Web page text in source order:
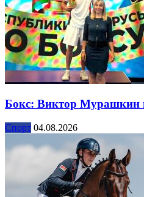
Бокс: Виктор Мурашкин
Спорт 04.08.2026